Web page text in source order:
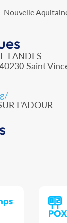
Nouvelle
LANDES
Saint
L'ADOUR
POX